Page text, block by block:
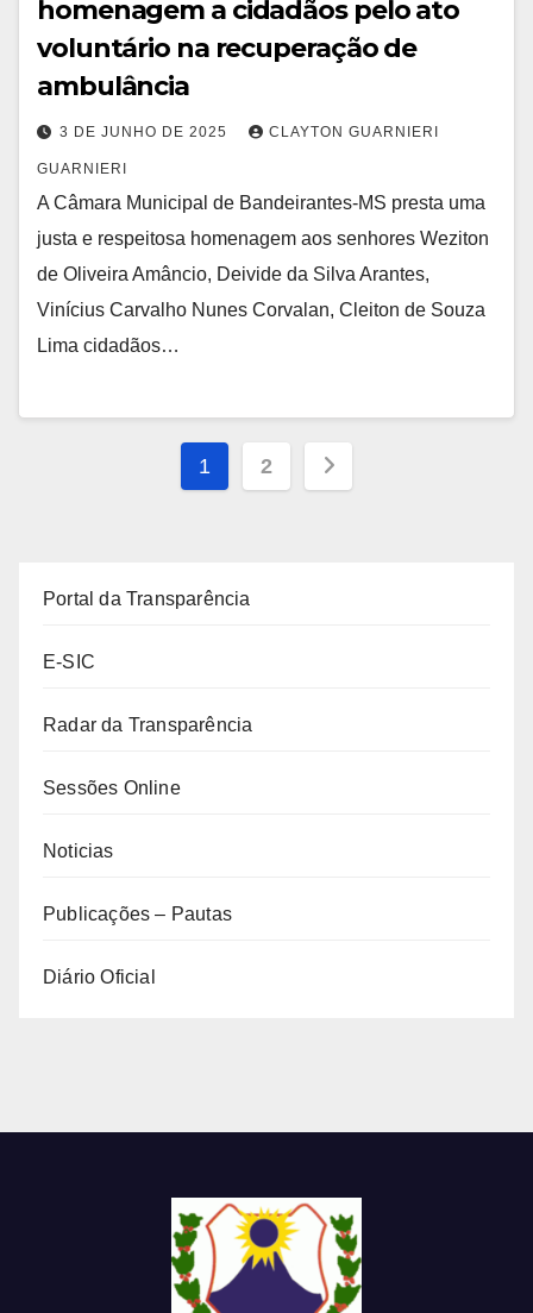
homenagem a cidadãos pelo ato
voluntário na recuperação de
ambulância
3 DE JUNHO DE 2025 CLAYTON GUARNIERI
GUARNIERI
A Câmara Municipal de Bandeirantes-MS presta uma
justa e respeitosa homenagem aos senhores Weziton
de Oliveira Amâncio, Deivide da Silva Arantes,
Vinícius Carvalho Nunes Corvalan, Cleiton de Souza
Lima cidadãos…
Paginação
1 2
Portal da Transparência
E-SIC
Radar da Transparência
Sessões Online
Noticias
Publicações – Pautas
Diário Oficial